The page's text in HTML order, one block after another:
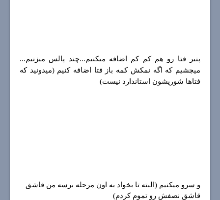
پنير فتا رو هم كم كم اضافه ميكنيم...چند پالس ميزنيم...
ميچشيم كه اگه نمكش كمه باز فتا اضافه كنيم (ميدونيد كه
فتاها شوريشون استاندارد نيست)
و سرو ميكنيم (البته تا بخواد به اون مرحله برسه من قاشق
قاشق نصفش رو تموم كردم)